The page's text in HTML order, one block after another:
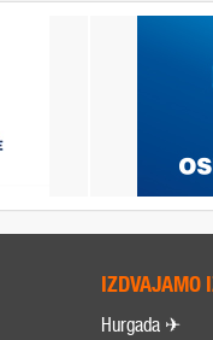
IZDVAJAMO
Hurgada ✈